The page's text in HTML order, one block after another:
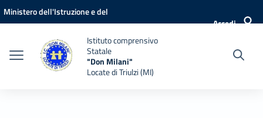
Vai ai contenuti
Vai al menu di navigazione
Vai al footer
Ministero dell'Istruzione e del
Accedi
Istituto comprensivo
Statale
"Don Milani"
Locate di Triulzi (MI)